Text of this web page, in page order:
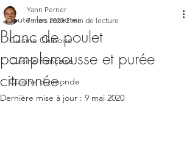
Toutes les recettes
Cuisine Chinoise
Cuisine française
Cuisine du monde
Blanc de poulet
pamplemousse et purée
citronnée.
Yann Perrier
7 mars 2020 2 min de lecture
Dernière mise à jour : 9 mai 2020